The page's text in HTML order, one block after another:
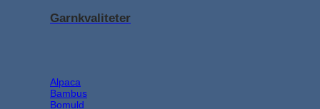
Garnkvaliteter
Alpaca
Bambus
Bomuld